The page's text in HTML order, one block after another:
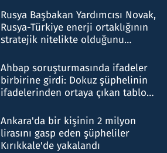
Rusya Başbakan Yardımcısı Novak,
Rusya-Türkiye enerji ortaklığının
stratejik nitelikte olduğunu
Ahbap soruşturmasında ifadeler
birbirine girdi: Dokuz şüphelinin
ifadelerinden ortaya çıkan tablo
Ankara'da bir kişinin 2 milyon
lirasını gasp eden şüpheliler
Kırıkkale'de yakalandı